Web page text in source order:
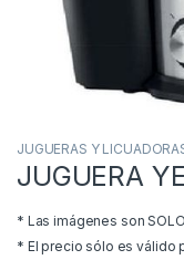
JUGUERAS Y
JUGUERA
* Las imágenes son
* El precio sólo es válido